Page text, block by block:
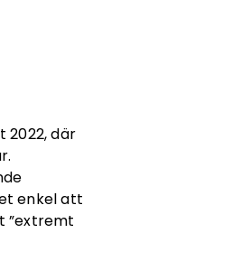
2022, där
enkel att
”extremt